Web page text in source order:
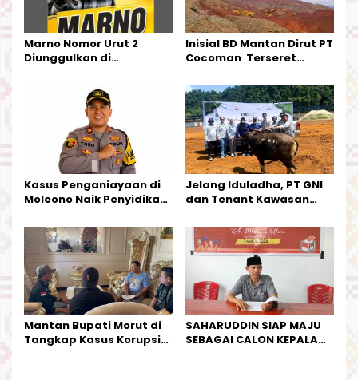
Marno Nomor Urut 2
Diunggulkan di
Kesederhanaannya Jadi
Harapan Warga
Inisial BD Mantan Dirut PT
Cocoman Terseret
Tata Kelola Tambang
Kalimantan Barat
Kasus Penganiayaan di
Moleono Naik Penyidikan,
Kesempatan Terakhir
Jelang Iduladha, PT GNI
dan Tenant Kawasan
Kurban
Mantan Bupati Morut di
Tangkap Kasus Korupsi
SAHARUDDIN SIAP MAJU
SEBAGAI CALON KEPALA